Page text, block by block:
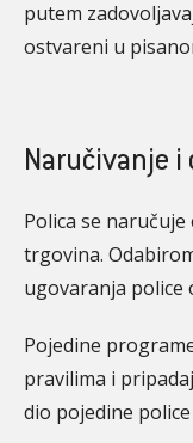
putem
ostvareni u
Naručivanje i
Polica se
trgovina.
ugovaranja police
Pojedine
pravilima i
dio pojedine